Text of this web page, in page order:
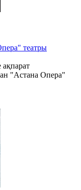
театры
"Астана Опера"